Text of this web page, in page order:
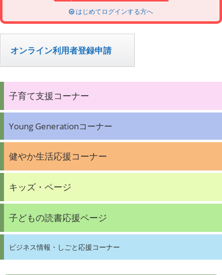
はじめてログインする方へ
オンライン利用者登録申請
子育て支援コーナー
Young Generationコーナー
健やか生活応援コーナー
キッズ・ページ
子どもの読書応援ページ
ビジネス情報・しごと応援コーナー